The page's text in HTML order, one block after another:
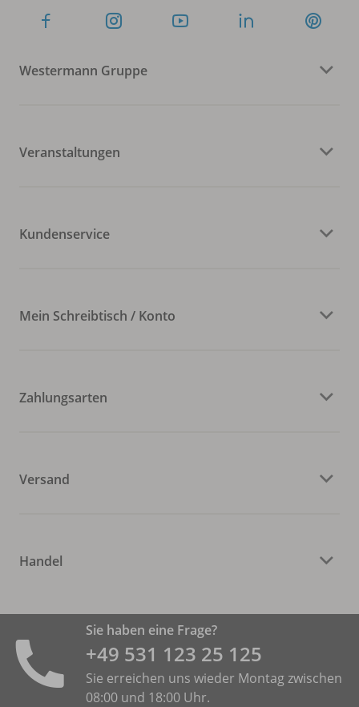
Westermann Gruppe
Veranstaltungen
Kundenservice
Mein Schreibtisch / Konto
Zahlungsarten
Versand
Handel
Sie haben eine Frage?
+49 531 ­123 25 125
Sie erreichen uns wieder Montag zwischen
08:00 und 18:00 Uhr.